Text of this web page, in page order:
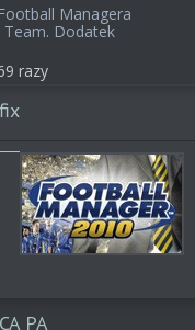
Managera
Team. Dodatek
razy
PA